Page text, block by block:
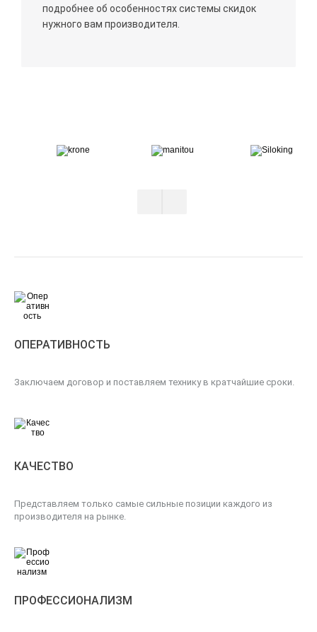
подробнее об особенностях системы скидок
нужного вам производителя.
ОПЕРАТИВНОСТЬ
Заключаем договор и поставляем технику в кратчайшие сроки.
КАЧЕСТВО
Представляем только самые сильные позиции каждого из
производителя на рынке.
ПРОФЕССИОНАЛИЗМ